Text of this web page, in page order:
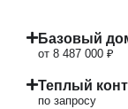
Базовый
от 8 487 000 ₽
Теплый
по запросу